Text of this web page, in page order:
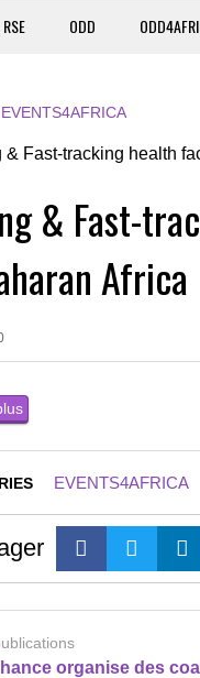
RSE ODD
EVENTS4AFRICA
& Fast-
Africa
EVENTS4AFRICA
organise des